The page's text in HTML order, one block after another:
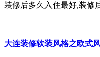
装修后多久入住最好,装修
大连装修软装风格之欧式